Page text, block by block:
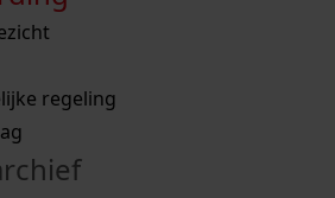
met een aantal zoektips.
met een aantal zoektips.
regeling
zoektips